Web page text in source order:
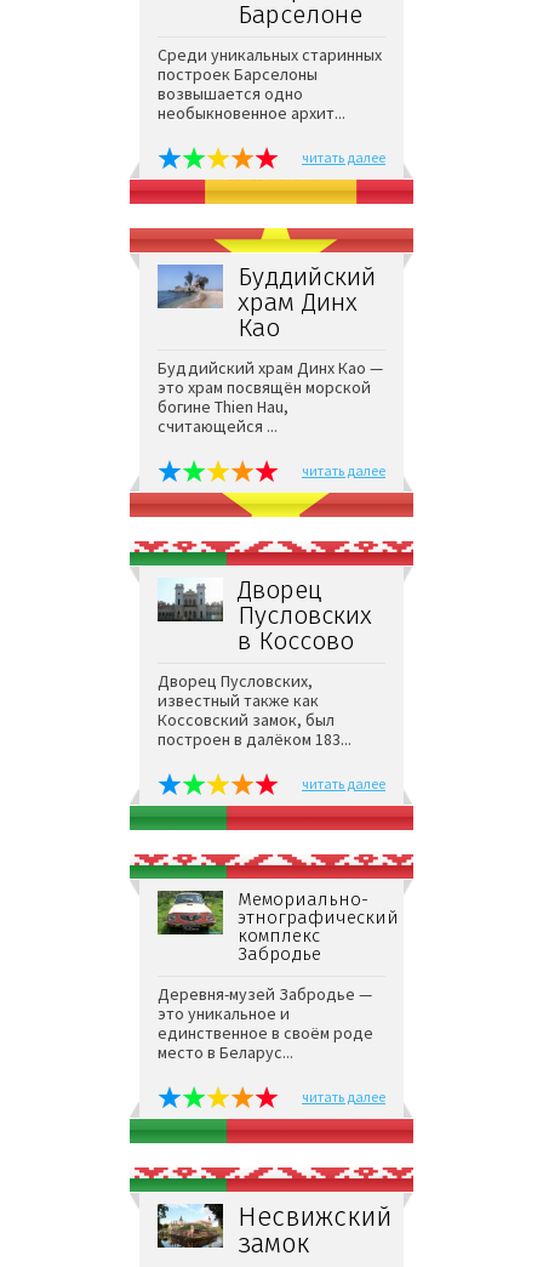
Барселоне
Среди уникальных старинных
построек Барселоны
возвышается одно
необыкновенное архит...
читать далее
Буддийский
храм Динх
Каo
Буддийский храм Динх Каo —
это храм посвящён морской
богине Thien Hau,
считающейся ...
читать далее
Дворец
Пусловских
в Коссово
Дворец Пусловских,
известный также как
Коссовский замок, был
построен в далёком 183...
читать далее
Мемориально-
этнографический
комплекс
Забродье
Деревня-музей Забродье —
это уникальное и
единственное в своём роде
место в Беларус...
читать далее
Несвижский
замок